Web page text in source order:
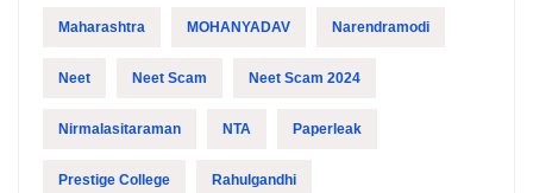
Maharashtra MOHANYADAV Narendramodi
Neet Neet Scam Neet Scam 2024
Nirmalasitaraman NTA Paperleak
Prestige College Rahulgandhi